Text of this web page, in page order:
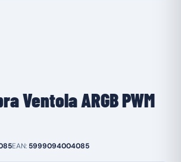
Ventola ARGB PWM
EAN: 5999094004085